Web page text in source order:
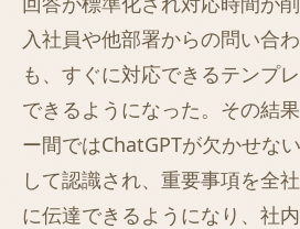
入社員や他部署からの問い合
も、すぐに対応できるテンプ
できるようになった。その結
ー間ではChatGPTが欠かせな
して認識され、重要事項を全
に伝達できるようになり、社